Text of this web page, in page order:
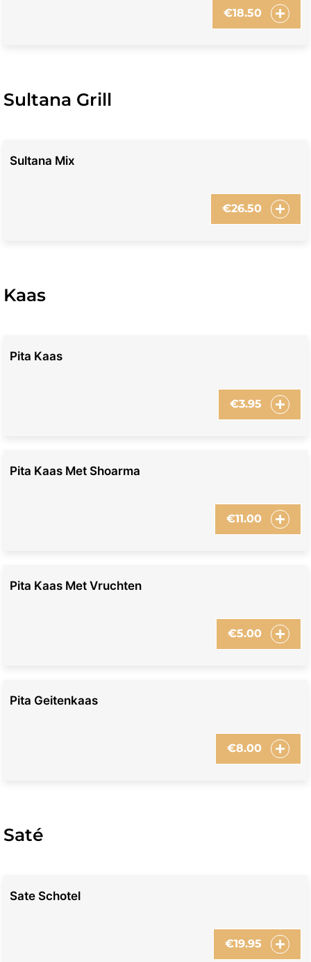
€18.50
Sultana Grill
Sultana Mix
€26.50
Kaas
Pita Kaas
€3.95
Pita Kaas Met Shoarma
€11.00
Pita Kaas Met Vruchten
€5.00
Pita Geitenkaas
€8.00
Saté
Sate Schotel
€19.95